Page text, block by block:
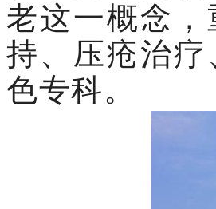
老这一概念
持、压疮治
色专科。